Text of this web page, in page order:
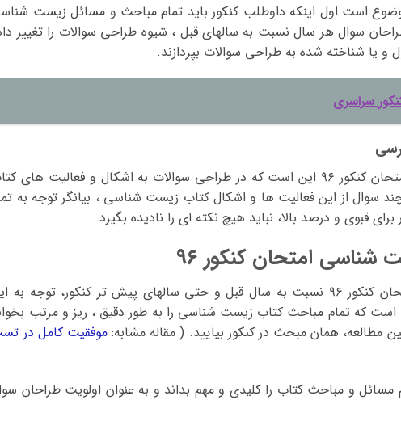
است اول اینکه داوطلب کنکور باید تمام مباحث و مسائل زیست
سوال هر سال نسبت به سالهای قبل ، شیوه طراحی سوالات را تغییر
یا شناخته شده به طراحی سوالات بپردازند.
سراسری
و نکته آخر در بررسی زیست شناسی امتحان کنکور ۹۶ این است که در طراحی سوالات به اشکال و فعالیت های
از این فعالیت ها و اشکال کتاب زیست شناسی ، بیانگر توجه به
قبوی و درصد بالا، نباید هیچ نکته ای را نادیده بگیرد.
امتحان کنکور ۹۶
در تحلیل و بررسی زیست شناسی امتحان کنکور ۹۶ نسبت به سال قبل و حتی سالهای پیش تر کنکور، توجه به
که تمام مباحث کتاب زیست شناسی را به طور دقیق ، ریز و مرتب
مطالعه، همان مبحث در کنکور بیایید. ( مقاله مشابه:موفقیت کامل در
و مباحث کتاب را کلیدی و مهم بداند و به عنوان اولویت طراحان